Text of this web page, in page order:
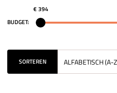
BUDGET:
€ 394
SORTEREN